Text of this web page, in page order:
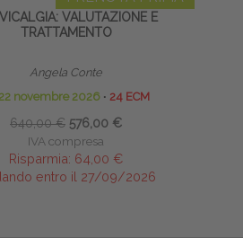
VALUTAZIONE E
TRATTAMENTO
Angela Conte
novembre 2026 ∙ 24 ECM
640,00 € 576,00 €
IVA compresa
Risparmia: 64,00 €
entro il 27/09/2026